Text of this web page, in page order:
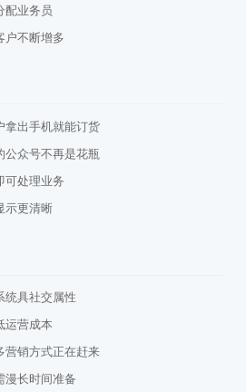
配业务员
户不断增多
拿出手机就能订货
公众号不再是花瓶
可处理业务
示更清晰
统具社交属性
运营成本
销方式正在赶来
漫长时间准备